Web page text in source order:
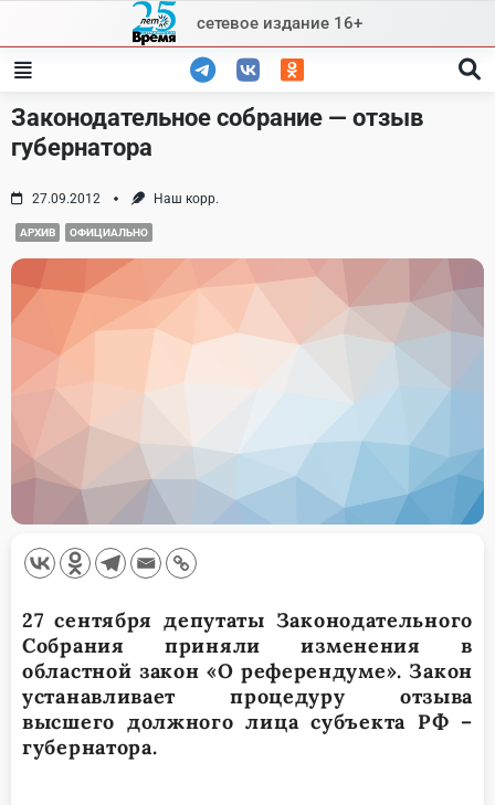
content
сетевое издание 16+
Законодательное собрание — отзыв
губернатора
27.09.2012 Наш корр.
АРХИВ ОФИЦИАЛЬНО
27 сентября депутаты Законодательного
Собрания приняли изменения в
областной закон «О референдуме». Закон
устанавливает процедуру отзыва
высшего должного лица субъекта РФ –
губернатора.